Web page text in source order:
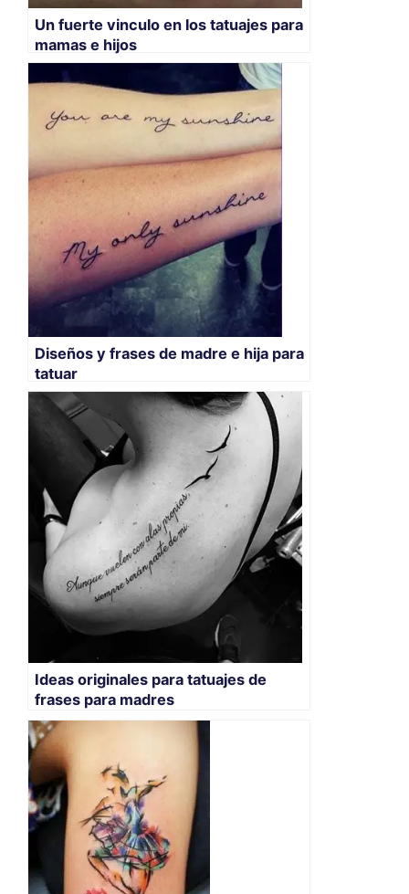
Un fuerte vinculo en los tatuajes para
mamas e hijos
Diseños y frases de madre e hija para
tatuar
Ideas originales para tatuajes de
frases para madres